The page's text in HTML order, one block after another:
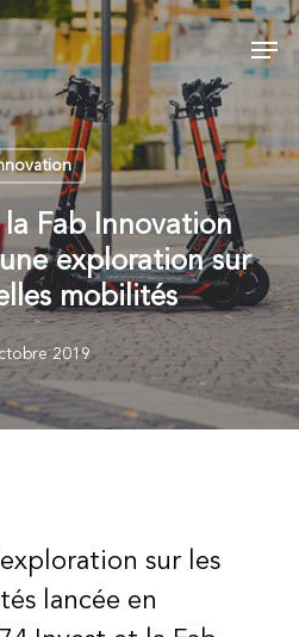
Fab Innovation
exploration sur
mobilités
2019
sur les
lancée en
Close